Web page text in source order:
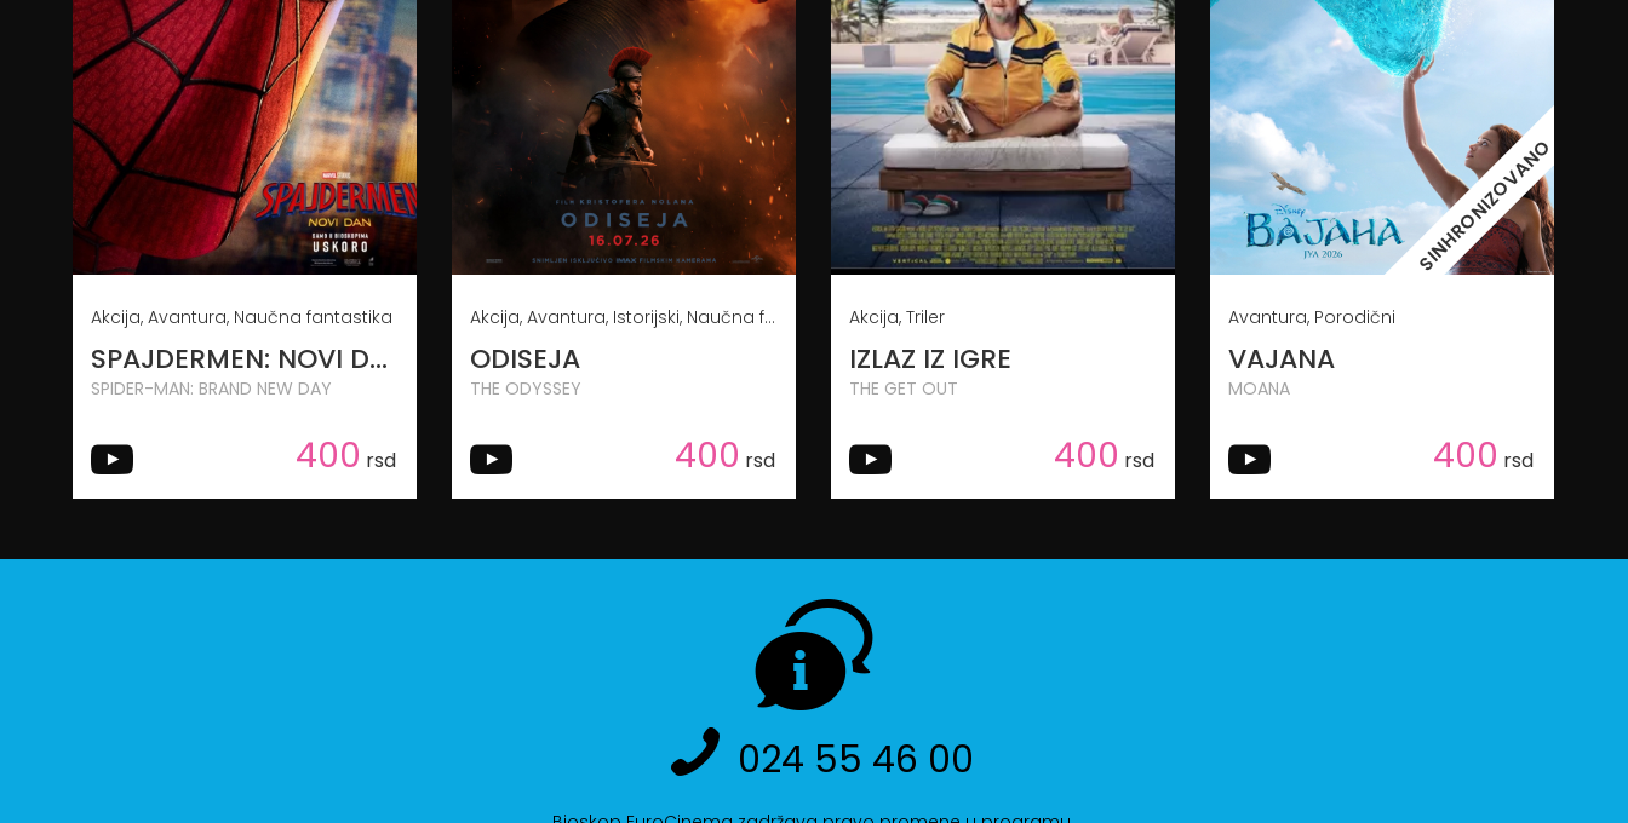
15:00 08.08.2026.
Akcija, Avantura, Naučna fantastika
SPAJDERMEN: NOVI DAN
SPIDER-MAN: BRAND NEW DAY
400 rsd
Akcija, Avantura, Istorijski, Naučna fantastika
ODISEJA
THE ODYSSEY
400 rsd
Akcija, Triler
IZLAZ IZ IGRE
THE GET OUT
400 rsd
SINHRONIZOVANO
Avantura, Porodični
VAJANA
MOANA
400 rsd
024 55 46 00